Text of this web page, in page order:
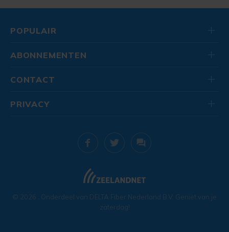
POPULAIR
ABONNEMENTEN
CONTACT
© 2026 . Onderdeel van DELTA Fiber Nederland B.V. Geniet van je
zaterdag!
PRIVACY